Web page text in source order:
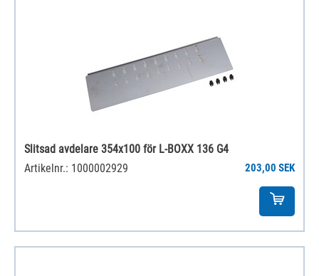
Slitsad avdelare 354x100 för L-BOXX 136 G4
Artikelnr.: 1000002929
203,00 SEK